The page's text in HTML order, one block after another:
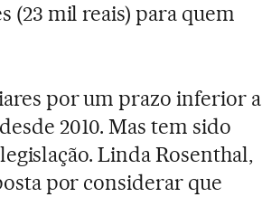
(23 mil reais) para quem
por um prazo inferior a
2010. Mas tem sido
Linda Rosenthal,
por considerar que